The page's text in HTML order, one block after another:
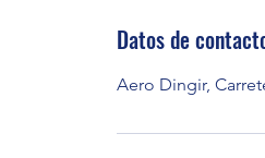
Datos de
Aero Dingir,